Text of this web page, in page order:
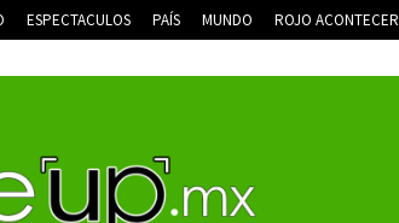
ESPECTACULOS PAÍS MUNDO ROJO ACONTECER